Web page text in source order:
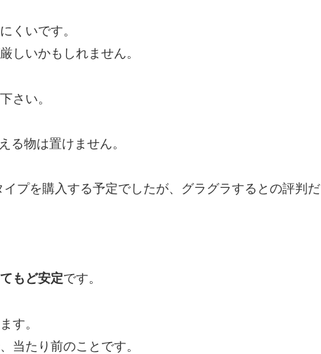
くいです。
しいかもしれません。
さい。
る物は置けません。
プを購入する予定でしたが、グラグラするとの評判だ
もど安定です。
す。
当たり前のことです。